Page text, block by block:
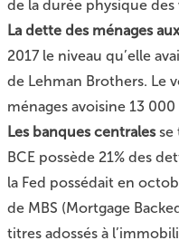
de la durée physique des
La dette des ménages
2017 le niveau qu’elle
de Lehman Brothers. Le
ménages avoisine 13
Les banques centralesse
BCE possède 21% des
la Fed possédait en
de MBS (Mortgage
titres adossés à